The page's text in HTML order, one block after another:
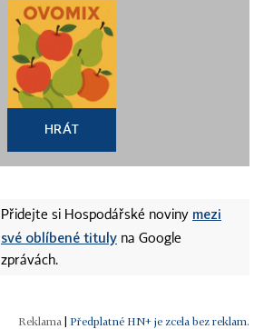
HRÁT
Přidejte si Hospodářské noviny mezi
své oblíbené tituly na Google
zprávách.
Předplatné HN+ je zcela bez reklam.